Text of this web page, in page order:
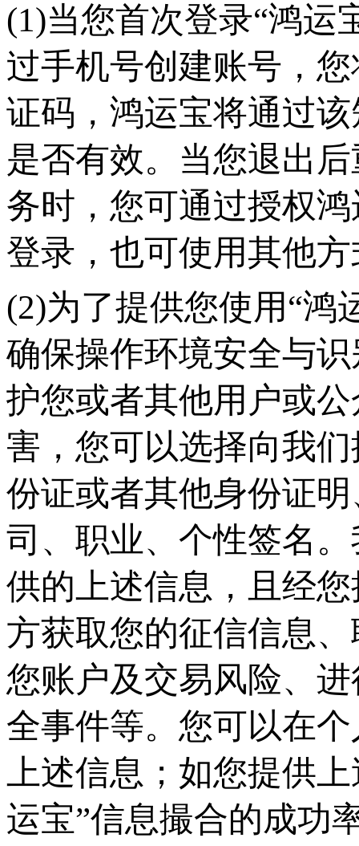
(1)当您首次登录“鸿运
过手机号创建账号，
证码，鸿运宝将通过
是否有效。当您退出
务时，您可通过授权
登录，也可使用其他
(2)为了提供您使用“鸿
确保操作环境安全与
护您或者其他用户或
害，您可以选择向我
份证或者其他身份证
司、职业、个性签名
供的上述信息，且经
方获取您的征信信息
您账户及交易风险、
全事件等。您可以在
上述信息；如您提供
运宝”信息撮合的成功